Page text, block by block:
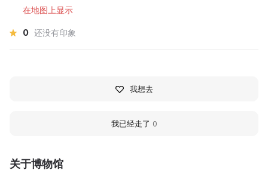
关于博物馆
在地图上显示
0 还没有印象
我想去
我已经走了 0